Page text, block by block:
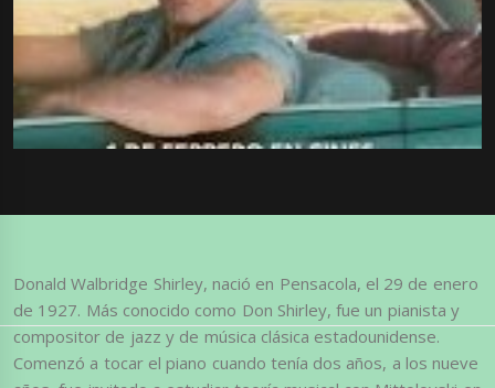
Donald Walbridge Shirley, nació en Pensacola, el 29 de enero
de 1927. Más conocido como Don Shirley, fue un pianista y
compositor de jazz y de música clásica estadounidense.
Comenzó a tocar el piano cuando tenía dos años, a los nueve